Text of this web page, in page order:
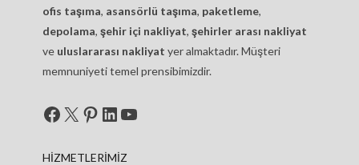
ofis taşıma, asansörlü taşıma, paketleme,
depolama,şehir içi nakliyat,şehirler arası nakliyat
ve uluslararası nakliyat yer almaktadır. Müşteri
memnuniyeti temel prensibimizdir.
Facebook
X Pinterest
LinkedIn
YouTube
HIZMETLERIMIZ